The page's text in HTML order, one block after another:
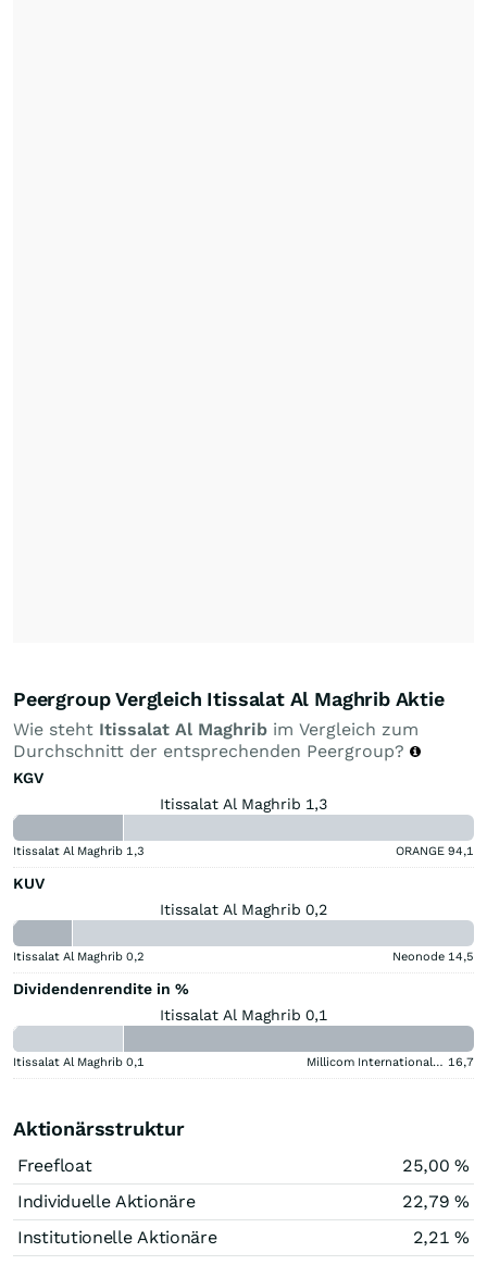
Peergroup Vergleich Itissalat Al Maghrib Aktie
Wie steht Itissalat Al Maghrib im Vergleich zum
Durchschnitt der entsprechenden Peergroup?
KGV
Itissalat Al Maghrib 1,3
Itissalat Al Maghrib 1,3 ORANGE 94,1
KUV
Itissalat Al Maghrib 0,2
Itissalat Al Maghrib 0,2 Neonode 14,5
Dividendenrendite in %
Itissalat Al Maghrib 0,1
Itissalat Al Maghrib 0,1 Millicom International Cellular 16,7
Aktionärsstruktur
Freefloat
25,00 %
Individuelle Aktionäre
22,79 %
Institutionelle Aktionäre
2,21 %